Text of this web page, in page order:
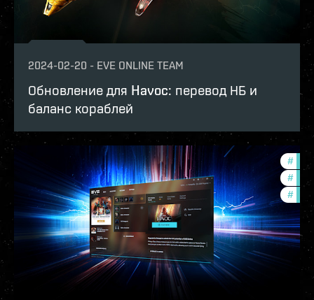
2024-02-20 - EVE ONLINE TEAM
Обновление для Havoc: перевод НБ и
баланс кораблей
#
#
#